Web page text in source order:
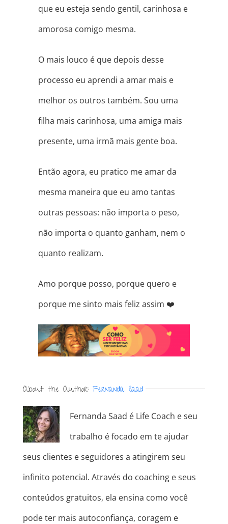
que eu esteja sendo gentil, carinhosa e
amorosa comigo mesma.
O mais louco é que depois desse
processo eu aprendi a amar mais e
melhor os outros também. Sou uma
filha mais carinhosa, uma amiga mais
presente, uma irmã mais gente boa.
Então agora, eu pratico me amar da
mesma maneira que eu amo tantas
outras pessoas: não importa o peso,
não importa o quanto ganham, nem o
quanto realizam.
Amo porque posso, porque quero e
porque me sinto mais feliz assim ❤️
About the Author: Fernanda Saad
Fernanda Saad é Life Coach e seu
trabalho é focado em te ajudar
seus clientes e seguidores a atingirem seu
infinito potencial. Através do coaching e seus
conteúdos gratuitos, ela ensina como você
pode ter mais autoconfiança, coragem e